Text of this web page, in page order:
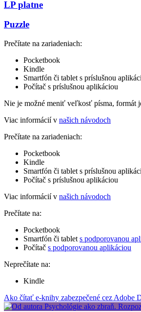
LP platne
Puzzle
Prečítate na zariadeniach:
Pocketbook
Kindle
Smartfón či tablet s príslušnou
Počítač s príslušnou aplikáciou
Nie je možné meniť veľkosť písma, formát
Viac informácií v našich návodoch
Prečítate na zariadeniach:
Pocketbook
Kindle
Smartfón či tablet s príslušnou
Počítač s príslušnou aplikáciou
Viac informácií v našich návodoch
Prečítate na:
Pocketbook
Smartfón či tablet s podporovanou
Počítač s podporovanou aplikáciou
Neprečítate na:
Kindle
Ako čítať e-knihy zabezpečené cez Adobe